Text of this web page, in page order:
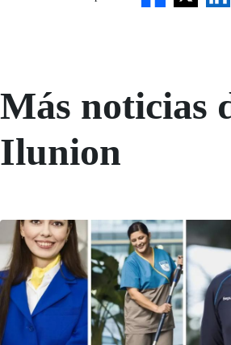
Más noticias
Ilunion